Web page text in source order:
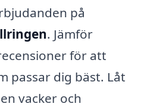
på
. Jämför
för att
passar dig bäst. Låt
vacker och